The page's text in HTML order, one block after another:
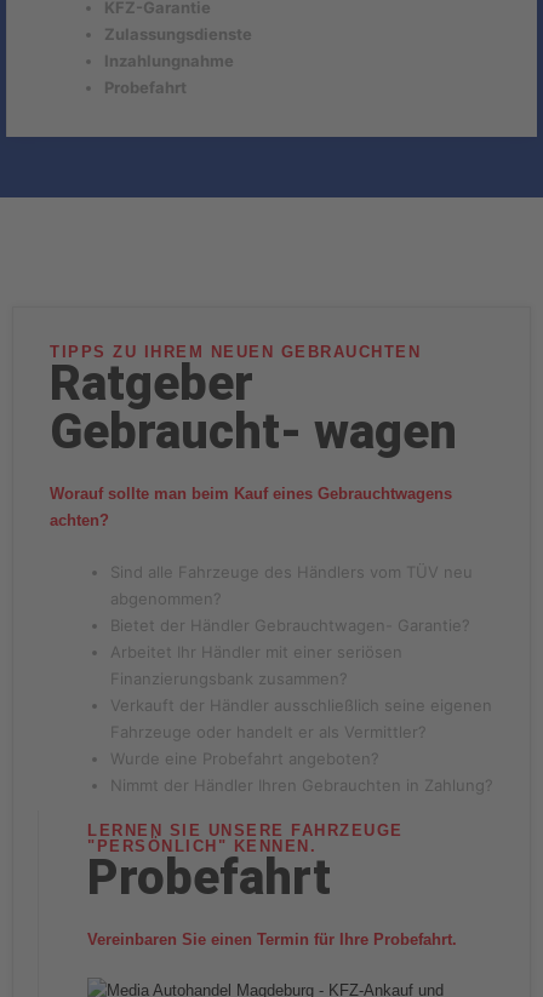
KFZ-Garantie
Zulassungsdienste
Inzahlungnahme
Probefahrt
TIPPS ZU IHREM NEUEN GEBRAUCHTEN
Ratgeber
Gebraucht- wagen
Worauf sollte man beim Kauf eines Gebrauchtwagens
achten?
Sind alle Fahrzeuge des Händlers vom TÜV neu
abgenommen?
Bietet der Händler Gebrauchtwagen- Garantie?
Arbeitet Ihr Händler mit einer seriösen
Finanzierungsbank zusammen?
Verkauft der Händler ausschließlich seine eigenen
Fahrzeuge oder handelt er als Vermittler?
Wurde eine Probefahrt angeboten?
Nimmt der Händler Ihren Gebrauchten in Zahlung?
LERNEN SIE UNSERE FAHRZEUGE
"PERSÖNLICH" KENNEN.
Probefahrt
Vereinbaren Sie einen Termin für Ihre Probefahrt.